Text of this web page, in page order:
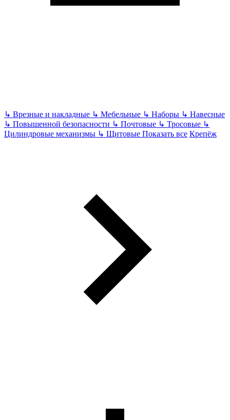
↳ Врезные и накладные ↳ Мебельные ↳ Наборы ↳ Навесные
↳ Повышенной безопасности ↳ Почтовые ↳ Тросовые ↳
Цилиндровые механизмы ↳ Щитовые Показать все Крепёж